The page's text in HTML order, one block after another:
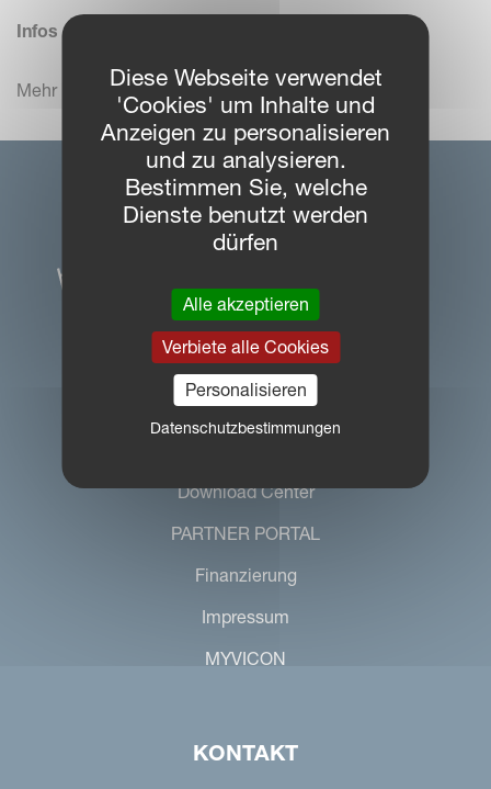
Infos
Mehr Informationen aufwww.gruenewoche.de
NAVIGATION
Download Center
PARTNER PORTAL
Finanzierung
Impressum
MYVICON
KONTAKT
Diese Webseite verwendet
'Cookies' um Inhalte und
Anzeigen zu personalisieren
und zu analysieren.
Bestimmen Sie, welche
Dienste benutzt werden
dürfen
Alle akzeptieren
Verbiete alle Cookies
Personalisieren
Datenschutzbestimmungen